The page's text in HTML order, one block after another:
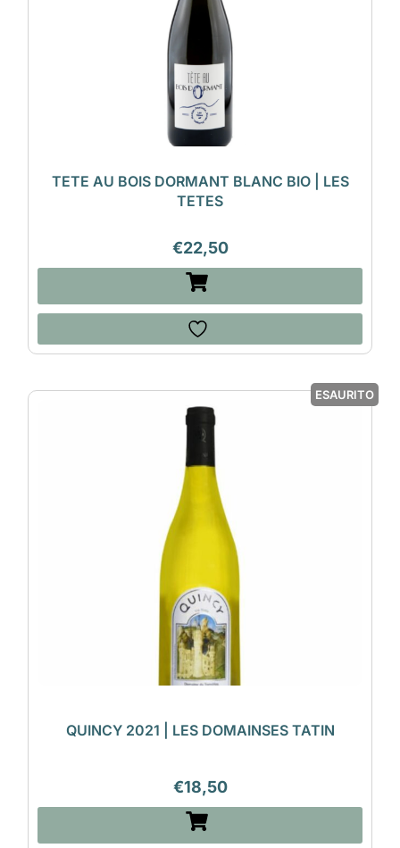
TETE AU BOIS DORMANT BLANC BIO | LES
TETES
€22,50
ESAURITO
QUINCY 2021 | LES DOMAINSES TATIN
€18,50